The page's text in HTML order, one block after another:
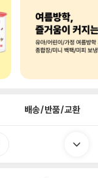
배송/반품/교환